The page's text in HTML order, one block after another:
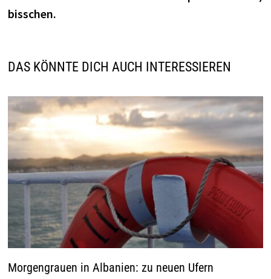
bisschen.
DAS KÖNNTE DICH AUCH INTERESSIEREN
Morgengrauen in Albanien: zu neuen Ufern